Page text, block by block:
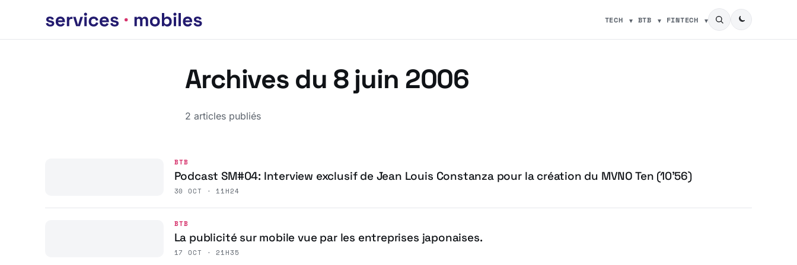
TECH BTB FINTECH
Archives du 8 juin 2006
2 articles publiés
BTB
Podcast SM#04: Interview exclusif de Jean Louis Constanza pour la création du MVNO Ten (10’56)
30 OCT · 11H24
BTB
La publicité sur mobile vue par les entreprises japonaises.
17 OCT · 21H35